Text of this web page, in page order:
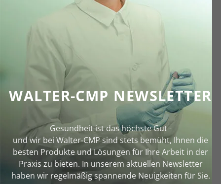
WALTER-CMP NEWSLETTER
Gesundheit ist das höchste Gut -
und wir bei Walter‑CMP sind stets bemüht, Ihnen die
besten Produkte und Lösungen für Ihre Arbeit in der
Praxis zu bieten. In unserem aktuellen Newsletter
haben wir regelmäßig spannende Neuigkeiten für Sie.